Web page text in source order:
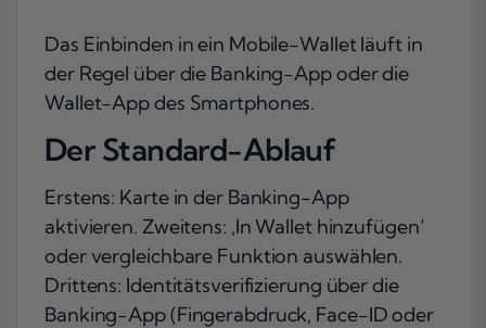
Das Einbinden in ein Mobile-Wallet läuft in
der Regel über die Banking-App oder die
Wallet-App des Smartphones.
Der Standard-Ablauf
Erstens: Karte in der Banking-App
aktivieren. Zweitens: ‚In Wallet hinzufügen‘
oder vergleichbare Funktion auswählen.
Drittens: Identitätsverifizierung über die
Banking-App (Fingerabdruck, Face-ID oder